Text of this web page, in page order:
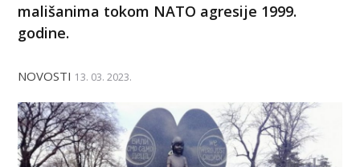
mališanima tokom NATO agresije 1999.
godine.
NOVOSTI 13. 03. 2023.